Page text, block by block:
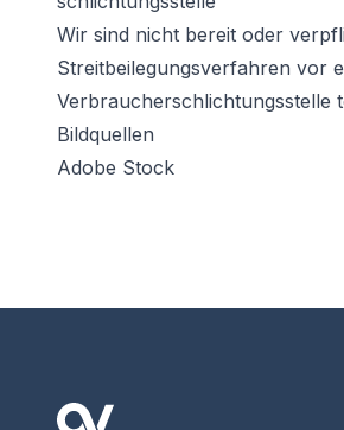
Wir sind nicht bereit oder
Streitbeilegungsverfahren vor
Verbraucherschlichtungsstelle
Bildquellen
Adobe Stock